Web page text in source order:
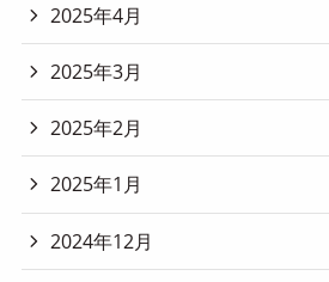
2025年4月
2025年3月
2025年2月
2025年1月
2024年12月